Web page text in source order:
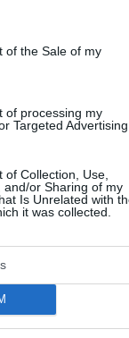
to Google and its
specified purposes
of the Sale of my
of processing my
Targeted Advertising.
of Collection, Use,
and/or Sharing of my
Is Unrelated with
it was collected.